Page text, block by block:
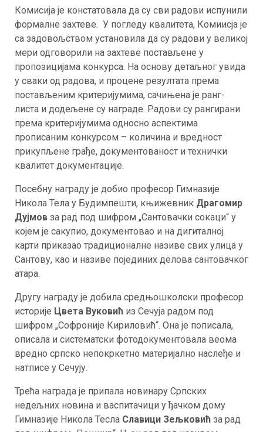
Комисија је констатовала да су сви радови испунили
формалне захтеве. У погледу квалитета, Комиисја је
са задовољством установила да су радови у великој
мери одговорили на захтеве постављене у
пропозицијама конкурса. На основу детаљног увида
у сваки од радова, и процене резултата према
постављеним критеријумима, сачињена је ранг-
листа и додељене су награде. Радови су рангирани
према критеријумима односно аспектима
прописаним конкурсом – количина и вредност
прикупљене грађе, документованост и технички
квалитет документације.
Посебну награду је добио професор Гимназије
Никола Тела у Будимпешти, књижевник Драгомир
Дујмов за рад под шифром „Сантовачки сокаци“ у
којем је сакупио, документовао и на дигиталној
карти приказао традиционалне називе свих улица у
Сантову, као и називе појединих делова сантовачког
атара.
Другу награду је добила средњошколски професор
историје Цвета Вуковић из Сечуја радом под
шифром „Софроније Кириловић“. Она је пописала,
описала и систематски фотодокументовала веома
вредно српско непокркетно материјално наслеђе и
натписе у Сечују.
Трећа награда је припала новинару Српских
недељних новина и васпитачици у ђачком дому
Гимназије Никола Тесла Славици Зељковић за рад